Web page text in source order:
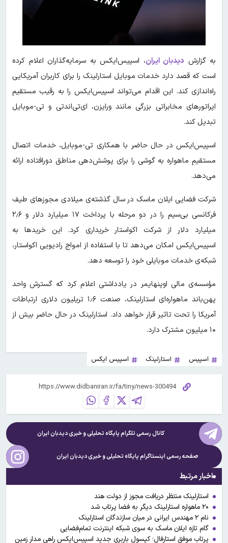
به گزارش دیدبان ایران، اسپیس‌ایکس به سرمایه‌گذاران اعلام کرده
است که قصد دارد خدمات موبایل استارلینک را برای کاربران آمریکایی
راه‌اندازی کند. این اقدام می‌تواند اسپیس‌ایکس را به رقیب مستقیم
اپراتورهای مخابراتی بزرگی مانند ورایزن، ای‌تی‌اندتی و تی-موبایل
تبدیل کند.
اسپیس‌ایکس در حال حاضر با همکاری تی-موبایل، خدمات اتصال
مستقیم ماهواره به گوشی را برای پوشش‌دهی مناطق دورافتاده ارائه
می‌دهد.
شرکت فضایی ایلان ماسک در سال گذشته‌ی میلادی مجوزهای طیف
فرکانسی بی‌سیم را در دو مرحله با پرداخت ۱۷ میلیارد دلار و ۲٫۶
میلیارد دلار از شرکت اکواستار خریداری کرد. این خریدها به
اسپیس‌ایکس امکان می‌دهد تا با استفاده از امواج رادیویی اکواستار،
شبکه‌ی خدمات موبایلی خود را توسعه دهد.
مؤسسه‌ی مالی اوپنهایمر در یادداشتی اعلام کرد که گسترش واحد
پهن‌باند ماهواره‌ای استارلینک، صنعت ۱٫۶ تریلیون دلاری ارتباطات
آمریکا را تحت تاثیر قرار خواهد داد. استارلینک در حال حاضر بیش از
۱۰ میلیون مشترک دارد.
اسپیس استارلینک اسپیس ایکس
کانال رسمی تلگرام پایگاه تحلیلی و خبریدیدبان ایران
صفحه رسمی اینستاگرام پایگاه تحلیلی و خبریدیدبان ایران
اخبار مرتبط
استارلینک منتظر دریافت مجوز از دولت هند
۲۰ ماهواره استارلینک دیگر به فضا پرتاب شد
نام ۲ مهندس ایرانی در میان سازندگان استارلینک
گام تازه ایلان ماسک به سوی شبکه اینترنت تمام‌فضایی
پرتاب موفق استارفال؛ کپسول باربری جدید اسپیس‌ایکس راهی مدار زمین